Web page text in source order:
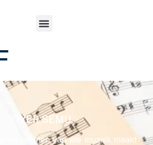
OVER SEMU
de rechten van wie muziek maakt